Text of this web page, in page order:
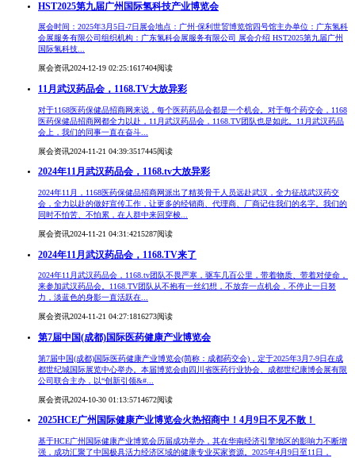
HST2025第九届广州国际氢科技产业博览会
展会时间：2025年3月5日-7日展会地点：广州·保利世贸博览馆四号馆主办单位：广东氢科
会展服务有限公司组织机构：广东氢科会展服务有限公司 展会介绍 HST2025第九届广州
国际氢科技...
展会资讯2024-12-19 02:25:1617404阅读
11月武汉药品会，1168.TV大放异彩
对于1168医药保健品招商网来说，每个医药药品会都是一个机会。对于每个药交会，1168
医药保健品招商网都全力以赴，11月武汉药品会，1168.TV团队也是如此。11月武汉药品
会上，我们的同事一直在奋斗...
展会资讯2024-11-21 04:39:3517445阅读
2024年11月武汉药品会，1168.tv大放异彩
2024年11月，1168医药保健品招商网派出了精英骨干人员远赴武汉，全力征战武汉药交
会，全力以赴的做好宣传工作，让更多的经销商、代理商、厂商记住我们的名字。我们的
同时不怕苦、不怕累，在人群中来回穿梭...
展会资讯2024-11-21 04:31:4215287阅读
2024年11月武汉药品会，1168.TV来了
2024年11月武汉药品会，1168.tv团队不畏严寒，驱车几百公里，带着物质、带着对使命，
来参加武汉药品会。1168.TV团队从不抱有一丝幻想，不放弃一点机会，不停止一日努
力，淡蓝色的身影一直活跃在...
展会资讯2024-11-21 04:27:1816273阅读
第7届中国(成都)国际医药健康产业博览会
第7届中国(成都)国际医药健康产业博览会(简称：成都药交会)，定于2025年3月7-9日在成
都世纪城国际展览中心举办。本届博览会由四川省医药行业协会、成都世纪康博会展有限
公司联合主办，以“创新引领&#...
展会资讯2024-10-30 01:13:5714672阅读
2025HCE广州国际健康产业博览会火热招商中！4月9日不见不散！
基于HCE广州国际健康产业博览会历届成功举办，其在华南经济引擎地区的影响力不断增
强，成功汇聚了中国极具活力经济区域的健康专业买家资源。2025年4月9日至11日，